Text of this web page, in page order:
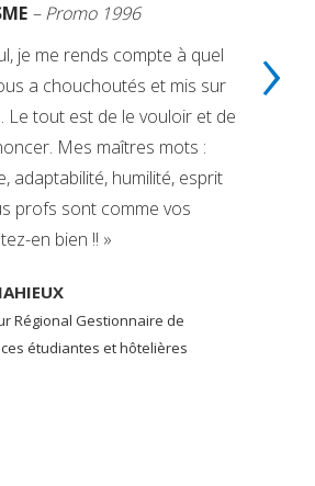
– Promo 1996
je me rends compte à quel
a chouchoutés et mis sur
Le tout est de le vouloir et de
Mes maîtres mots :
adaptabilité, humilité, esprit
profs sont comme vos
en bien !! »
Régional Gestionnaire de
étudiantes et hôtelières
›